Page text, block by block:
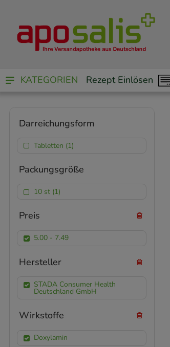
KATEGORIEN Rezept Einlösen
Darreichungsform
Tabletten (1)
Packungsgröße
10 st (1)
Preis
5.00 - 7.49
Hersteller
STADA Consumer Health
Deutschland GmbH
Wirkstoffe
Doxylamin